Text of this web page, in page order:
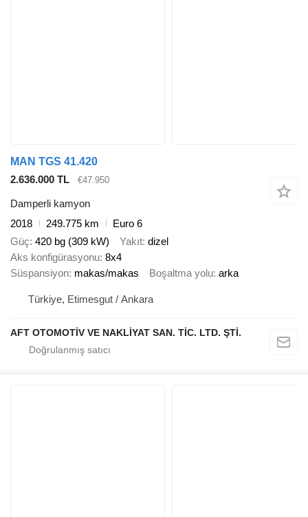
MAN TGS 41.420
2.636.000 TL
€47.950
Damperli kamyon
2018
249.775 km
Euro 6
Güç 420 bg (309 kW) Yakıt dizel
Aks konfigürasyonu 8x4
Süspansiyon makas/makas Boşaltma yolu arka
Türkiye, Etimesgut / Ankara
AFT OTOMOTİV VE NAKLİYAT SAN. TİC. LTD. ŞTİ.